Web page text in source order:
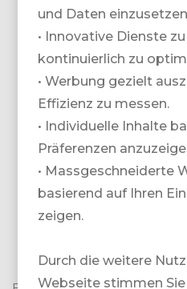
SNOWZONE
und Daten
• Innovative Dienste
kontinuierlich zu
• Werbung gezielt
Effizienz zu messen.
• Individuelle Inhalte
Präferenzen
• Massgeschneiderte
basierend auf Ihren
zeigen.
Durch die weitere
Webseite stimmen